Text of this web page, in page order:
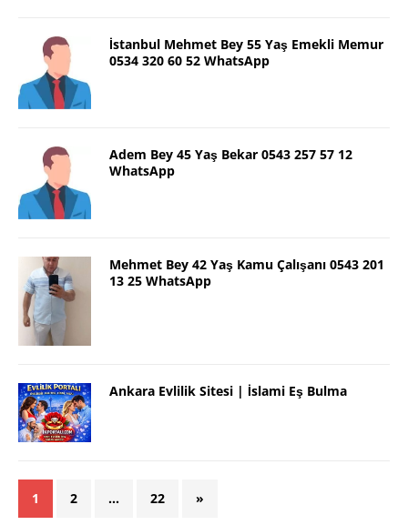
İstanbul Mehmet Bey 55 Yaş Emekli Memur
0534 320 60 52 WhatsApp
Adem Bey 45 Yaş Bekar 0543 257 57 12
WhatsApp
Mehmet Bey 42 Yaş Kamu Çalışanı 0543 201
13 25 WhatsApp
Ankara Evlilik Sitesi | İslami Eş Bulma
1 2 … 22 »